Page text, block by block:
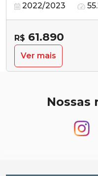
2022/2023
R$ 61.890
Ver mais
Nossas